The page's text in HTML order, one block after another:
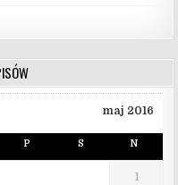
maj 2016
P S N
1